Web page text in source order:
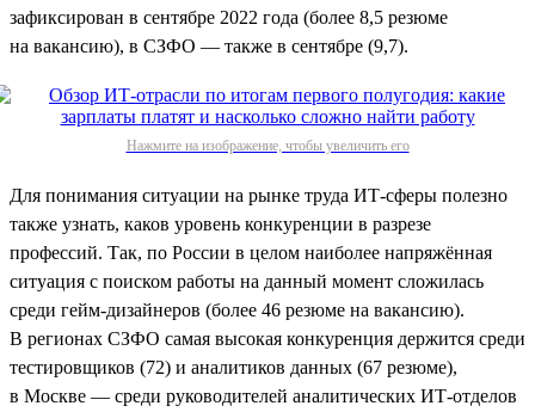
зафиксирован в сентябре 2022 года (более 8,5 резюме
на вакансию), в СЗФО — также в сентябре (9,7).
Нажмите на изображение, чтобы увеличить его
Для понимания ситуации на рынке труда ИТ-сферы полезно
также узнать, каков уровень конкуренции в разрезе
профессий. Так, по России в целом наиболее напряжённая
ситуация с поиском работы на данный момент сложилась
среди гейм-дизайнеров (более 46 резюме на вакансию).
В регионах СЗФО самая высокая конкуренция держится среди
тестировщиков (72) и аналитиков данных (67 резюме),
в Москве — среди руководителей аналитических ИТ-отделов